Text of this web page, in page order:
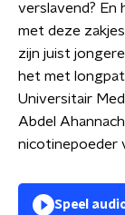
verslavend? En
met deze
zijn juist
het met
Universitair
Abdel
nicotinepoeder
Speel